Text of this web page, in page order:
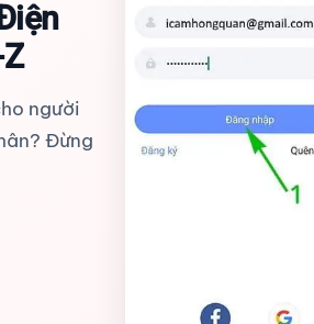
người
Đừng